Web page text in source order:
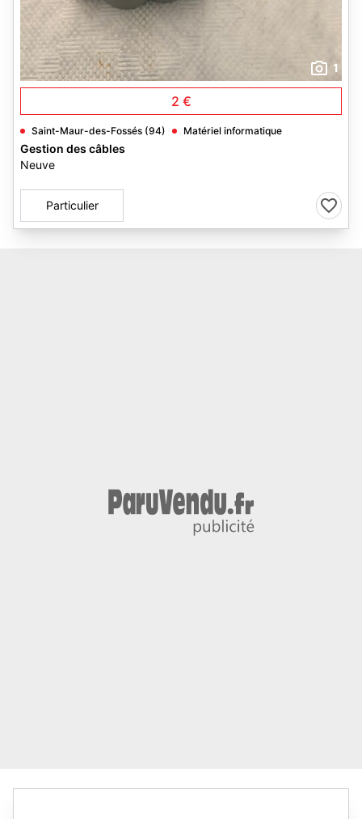
1
2 €
Saint-Maur-des-Fossés (94) Matériel informatique
Gestion des câbles
Neuve
Particulier